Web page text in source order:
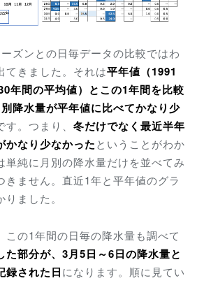
ズンとの日毎データの比較ではわ
てきました。それは平年値（1991
年間の平均値）とこの1年間を比較
降水量が平年値に比べてかなり少
。つまり、 冬だけでなく最近半年
かなり少なかったということがわか
単純に月別の降水量だけを並べてみ
きません。直近1年と平年値のグラ
ました。
この1年間の日毎の降水量も調べて
た部分が、3月5日～6日の降水量と
録された日になります。順に見てい